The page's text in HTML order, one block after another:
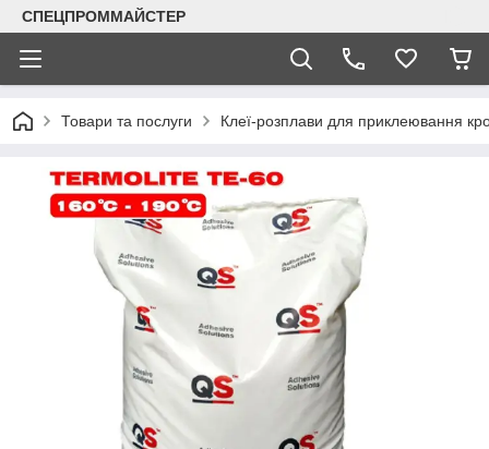
СПЕЦПРОММАЙСТЕР
Товари та послуги Клеї-розплави для приклеювання